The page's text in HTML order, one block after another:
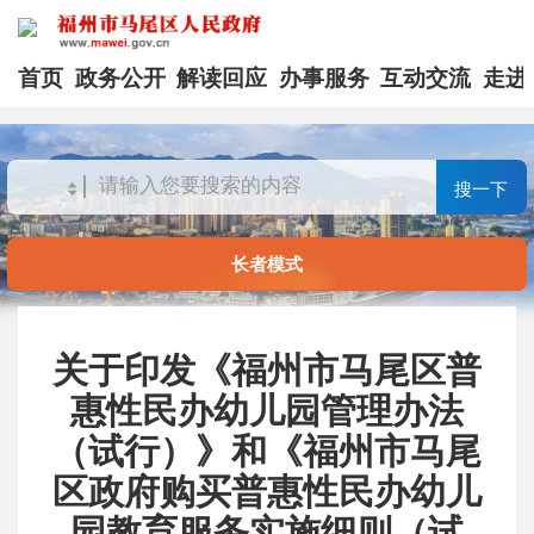
首页 政务公开 解读回应 办事服务 互动交流 走进
搜一下
长者模式
关于印发《福州市马尾区普
惠性民办幼儿园管理办法
（试行）》和《福州市马尾
区政府购买普惠性民办幼儿